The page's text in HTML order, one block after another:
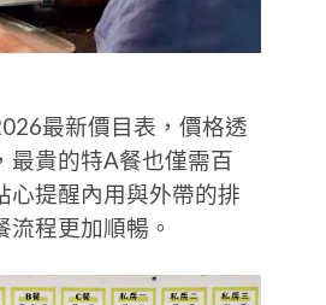
最新價目表，價格透
最貴的特A餐也僅需百
心提醒內用與外帶的排
流程更加順暢。